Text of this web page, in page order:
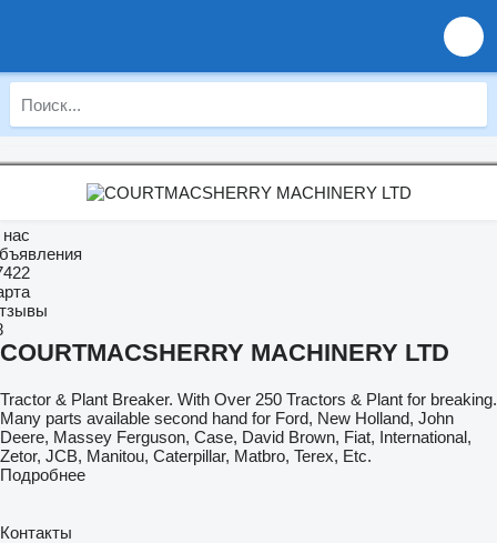
COURTMACSHERRY MACHINERY LTD
Tractor & Plant Breaker. With Over 250 Tractors & Plant for breaking.
Many parts available second hand for Ford, New Holland, John
Deere, Massey Ferguson, Case, David Brown, Fiat, International,
Zetor, JCB, Manitou, Caterpillar, Matbro, Terex, Etc.
Подробнее
Контакты